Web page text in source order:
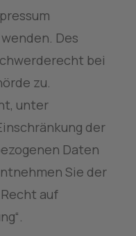
Des
bei
zu.
unter
der
Daten
Sie der
auf